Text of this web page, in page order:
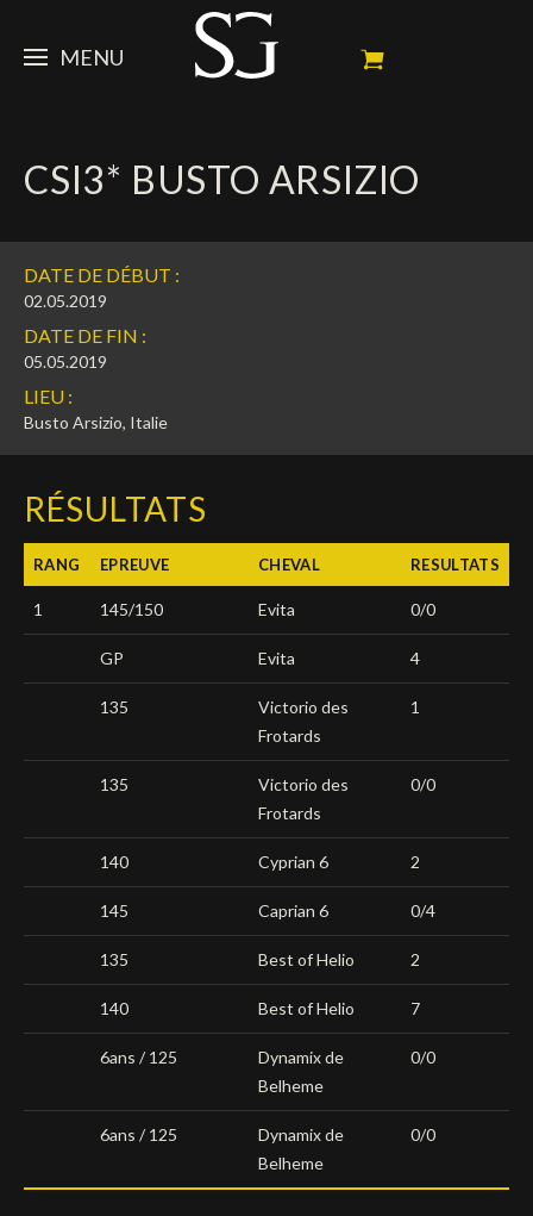
MENU
Portrait
Palmarès
Ambassadeur
ACTUALITÉ
News
Dossiers
Calendrier
Prochains concours
Galeries photos
Vidéos
Contacts médias
CHEVAUX
Mes chevaux de concours
En souvenir de
Etalon reproducteur
SPONSORS
Propriétaires
Sponsors officiels
Partenaires officiels
FAN ZONE
Autographes
Social Newsroom
SHOP
Français
English
Deutsch
CSI3* BUSTO ARSIZIO
DATE DE DÉBUT :
02.05.2019
DATE DE FIN :
05.05.2019
LIEU :
Busto Arsizio, Italie
RÉSULTATS
RANG EPREUVE CHEVAL RESULTATS
1 145/150 Evita 0/0
GP Evita 4
135
Victorio des
Frotards
1
135
Victorio des
Frotards
0/0
140 Cyprian 6 2
145 Caprian 6 0/4
135 Best of Helio 2
140 Best of Helio 7
6ans / 125
Dynamix de
Belheme
0/0
6ans / 125
Dynamix de
Belheme
0/0